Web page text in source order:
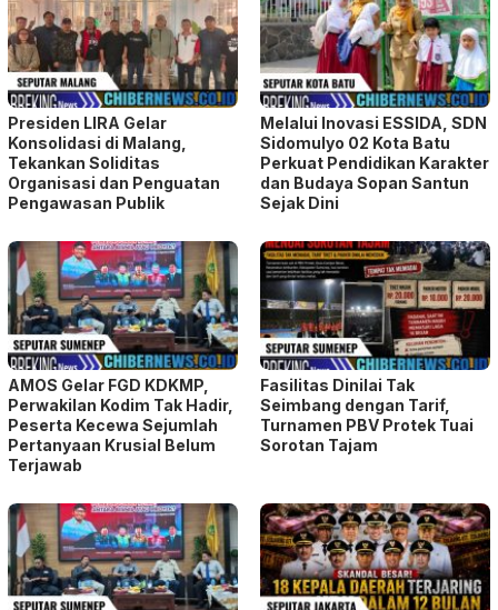
Presiden LIRA Gelar
Konsolidasi di Malang,
Tekankan Soliditas
Organisasi dan Penguatan
Pengawasan Publik
Melalui Inovasi ESSIDA, SDN
Sidomulyo 02 Kota Batu
Perkuat Pendidikan Karakter
dan Budaya Sopan Santun
Sejak Dini
AMOS Gelar FGD KDKMP,
Perwakilan Kodim Tak Hadir,
Peserta Kecewa Sejumlah
Pertanyaan Krusial Belum
Terjawab
Fasilitas Dinilai Tak
Seimbang dengan Tarif,
Turnamen PBV Protek Tuai
Sorotan Tajam